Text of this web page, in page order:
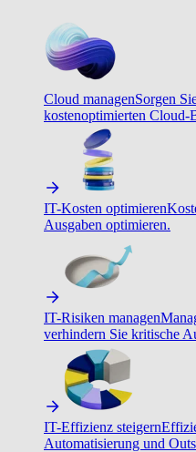
Cloud managenSorgen
kostenoptimierten Cloud-
IT-Kosten optimieren
Ausgaben optimieren.
IT-Risiken managen
verhindern Sie kritische
IT-Effizienz steigern
Automatisierung und